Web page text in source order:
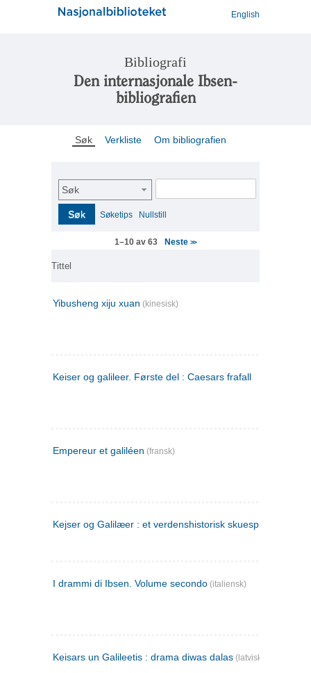
English
Bibliografi
Den internasjonale Ibsen-
bibliografien
Søk Verkliste Om bibliografien
Søk
Søk Søketips Nullstill
1–10 av 63 Neste>>
Tittel
Yibusheng xiju xuan (kinesisk)
Keiser og galileer. Første del : Caesars frafall
Empereur et galiléen (fransk)
Kejser og Galilæer : et verdenshistorisk skuespil
I drammi di Ibsen. Volume secondo (italiensk)
Keisars un Galileetis : drama diwas dalas (latvisk)